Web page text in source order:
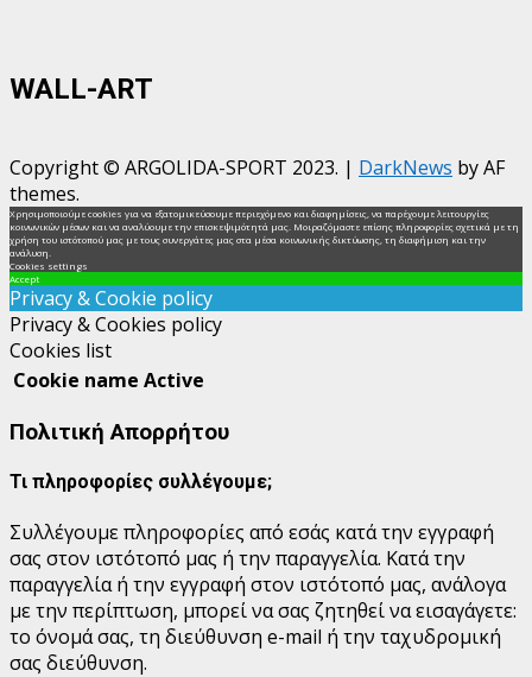
WALL-ART
Copyright © ARGOLIDA-SPORT 2023. | DarkNews by AF
themes.
Χρησιμοποιούμε cookies για να εξατομικεύσουμε περιεχόμενο και διαφημίσεις, να παρέχουμε λειτουργίες
κοινωνικών μέσων και να αναλύουμε την επισκεψιμότητά μας. Μοιραζόμαστε επίσης πληροφορίες σχετικά με τη
χρήση του ιστότοπού μας με τους συνεργάτες μας στα μέσα κοινωνικής δικτύωσης, τη διαφήμιση και την
ανάλυση.
Cookies settings
Accept
Privacy & Cookie policy
Privacy & Cookies policy
Cookies list
Cookie name Active
Πολιτική Απορρήτου
Τι πληροφορίες συλλέγουμε;
Συλλέγουμε πληροφορίες από εσάς κατά την εγγραφή
σας στον ιστότοπό μας ή την παραγγελία. Κατά την
παραγγελία ή την εγγραφή στον ιστότοπό μας, ανάλογα
με την περίπτωση, μπορεί να σας ζητηθεί να εισαγάγετε:
το όνομά σας, τη διεύθυνση e-mail ή την ταχυδρομική
σας διεύθυνση.